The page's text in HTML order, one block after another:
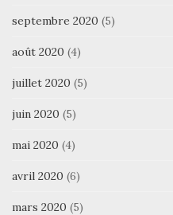
septembre 2020 (5)
août 2020 (4)
juillet 2020 (5)
juin 2020 (5)
mai 2020 (4)
avril 2020 (6)
mars 2020 (5)